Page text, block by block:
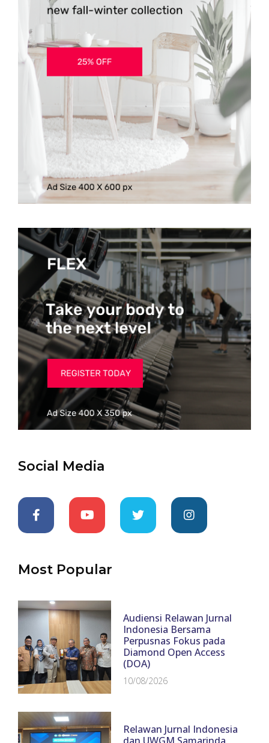
Social Media
Most Popular
Audiensi Relawan Jurnal
Indonesia Bersama
Perpusnas Fokus pada
Diamond Open Access
(DOA)
10/08/2026
Relawan Jurnal Indonesia